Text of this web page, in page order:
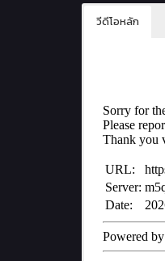
วีดีโอหลัก